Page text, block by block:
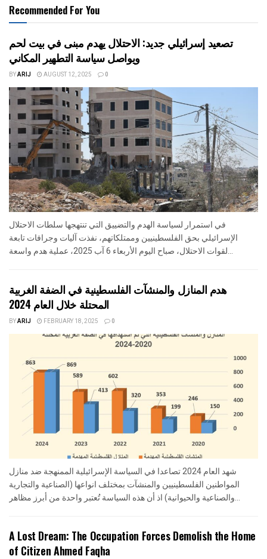
Recommended For You
تصعيد إسرائيلي جديد: الاحتلال يهدم مبنى في بيت لحم
ويواصل سياسة التطهير المكاني
BYARIJ AUGUST 12, 2025 0
في استمرار لسياسة الهدم والتضييق التي تنتهجها سلطات الاحتلال
الإسرائيلي بحق الفلسطينيين وممتلكاتهم، نفذت آليات وجرافات تابعة
هدم المنازل والمنشآت الفلسطينية في الضفة الغربية
المحتلة خلال العام 2024
BYARIJ FEBRUARY 18, 2025 0
شهد العام 2024 تصاعدا في السياسة الإسرائيلية الممنهجة ضد منازل
المواطنين الفلسطينيين والمنشآت بمختلف انواعها (الصناعية والتجارية
A Lost Dream: The Occupation Forces Demolish the Home
of Citizen Ahmed Faqha